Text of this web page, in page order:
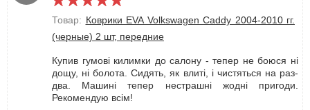
Товар: Коврики EVA Volkswagen Caddy 2004-2010 гг.
(черные) 2 шт, передние
Купив гумові килимки до салону - тепер не боюся ні
дощу, ні болота. Сидять, як влиті, і чистяться на раз-
два. Машині тепер нестрашні жодні пригоди.
Рекомендую всім!